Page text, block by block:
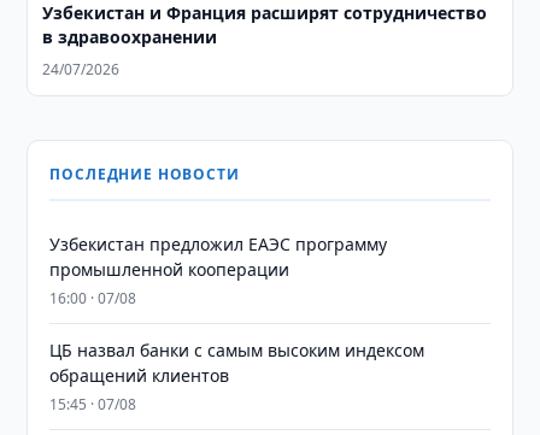
Узбекистан и Франция расширят сотрудничество
в здравоохранении
24/07/2026
ПОСЛЕДНИЕ НОВОСТИ
Узбекистан предложил ЕАЭС программу
промышленной кооперации
16:00 · 07/08
ЦБ назвал банки с самым высоким индексом
обращений клиентов
15:45 · 07/08